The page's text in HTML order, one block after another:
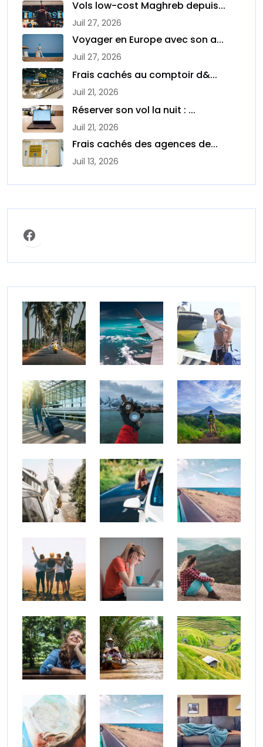
Vols low-cost Maghreb depuis...
Juil 27, 2026
Voyager en Europe avec son a...
Juil 27, 2026
Frais cachés au comptoir d&...
Juil 21, 2026
Réserver son vol la nuit : ...
Juil 21, 2026
Frais cachés des agences de...
Juil 13, 2026